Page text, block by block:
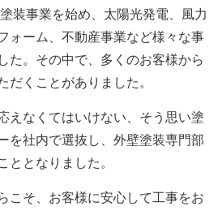
装事業を始め、太陽光発電、風力
ォーム、不動産事業など様々な事
た。 その中で、多くのお客様から
だくことがありました。
えなくてはいけない、そう思い塗
を社内で選抜し、外壁塗装専門部
ととなりました。
こそ、お客様に安心して工事をお